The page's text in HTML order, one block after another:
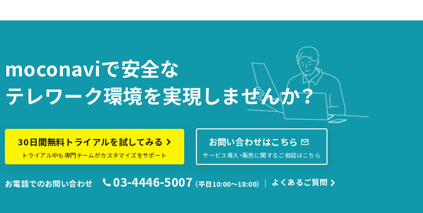
moconaviで安全な
テレワーク環境を実現しませんか？
30日間無料トライアルを試してみる
トライアル中も専門チームがカスタマイズをサポート
お問い合わせはこちら
サービス導入・販売に関するご相談はこちら
お電話でのお問い合わせ 03-4446-5007 （平日10:00〜18:00） よくあるご質問